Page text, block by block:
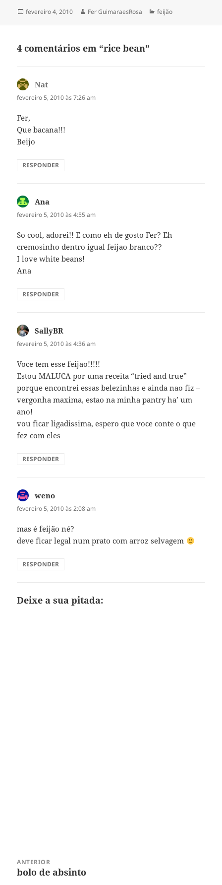
Publicado
fevereiro 4, 2010 Autor
Fer GuimaraesRosa Categorias
feijão
4 comentários em “rice bean”
Nat
fevereiro 5, 2010 às 7:26 am
Fer,
Que bacana!!!
Beijo
RESPONDER
Ana
fevereiro 5, 2010 às 4:55 am
So cool, adorei!! E como eh de gosto Fer? Eh
cremosinho dentro igual feijao branco??
I love white beans!
Ana
RESPONDER
SallyBR
fevereiro 5, 2010 às 4:36 am
Voce tem esse feijao!!!!!
Estou MALUCA por uma receita “tried and true”
porque encontrei essas belezinhas e ainda nao fiz –
vergonha maxima, estao na minha pantry ha’ um
ano!
vou ficar ligadissima, espero que voce conte o que
fez com eles
RESPONDER
weno
fevereiro 5, 2010 às 2:08 am
mas é feijão né?
deve ficar legal num prato com arroz selvagem
RESPONDER
Deixe a sua pitada:
ANTERIOR
Post
bolo de absinto